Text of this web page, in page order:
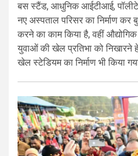
बस स्टैंड, आधुनिक आईटीआई,
नए अस्पताल परिसर का निर्माण कर
करने का काम किया है, वहीं
युवाओं की खेल प्रतिभा को निखारने
खेल स्टेडियम का निर्माण भी किया